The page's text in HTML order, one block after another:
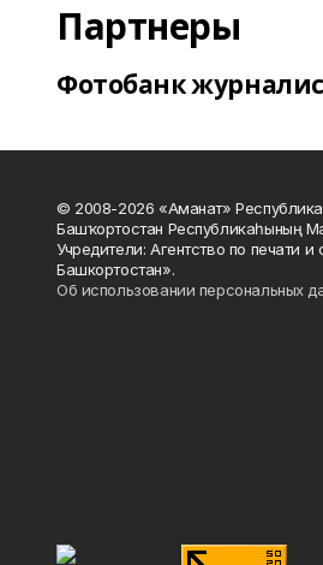
Партнеры
Фотобанк
© 2008-2026 «Аманат»
Башҡортостан Республикаһының
Учредители: Агентство по печати
Башкортостан».
Об использовании персональных